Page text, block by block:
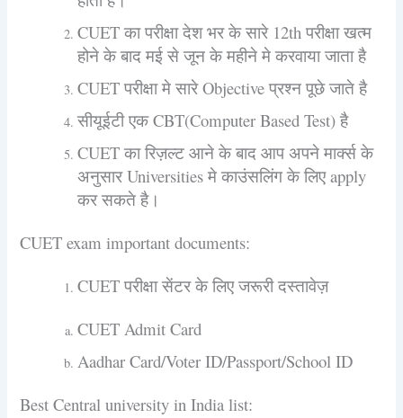
CUET का परीक्षा देश भर के सारे 12th परीक्षा खत्म
होने के बाद मई से जून के महीने मे करवाया जाता है
CUET परीक्षा मे सारे Objective प्रश्न पूछे जाते है
सीयूईटी एक CBT(Computer Based Test) है
CUET का रिज़ल्ट आने के बाद आप अपने मार्क्स के
अनुसार Universities मे काउंसलिंग के लिए apply
कर सकते है।
CUET exam important documents:
CUET परीक्षा सेंटर के लिए जरूरी दस्तावेज़
CUET Admit Card
Aadhar Card/Voter ID/Passport/School ID
Best Central university in India list: